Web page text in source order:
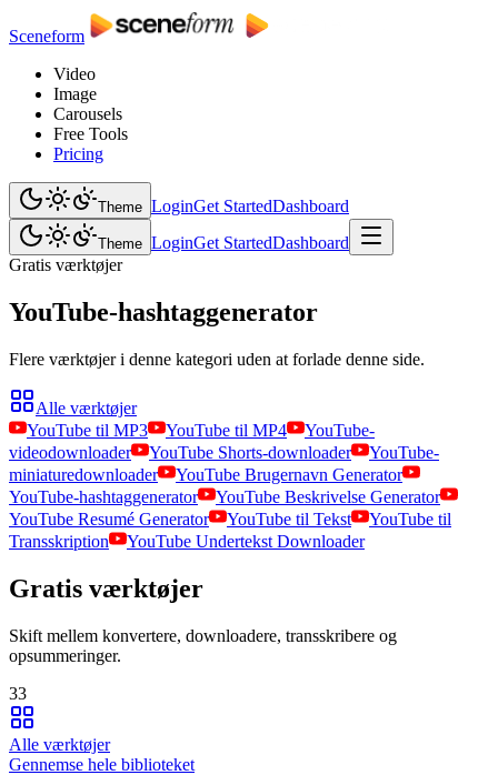
Sceneform
Video
Image
Carousels
Free Tools
Pricing
Theme LoginGet StartedDashboard
Theme LoginGet StartedDashboard
Gratis værktøjer
YouTube-hashtaggenerator
Flere værktøjer i denne kategori uden at forlade denne side.
Alle værktøjer
YouTube til MP3
YouTube til MP4
YouTube-
videodownloader
YouTube Shorts-downloader
YouTube-
miniaturedownloader
YouTube Brugernavn Generator
YouTube-hashtaggenerator
YouTube Beskrivelse Generator
YouTube Resumé Generator
YouTube til Tekst
YouTube til
Transskription
YouTube Undertekst Downloader
Gratis værktøjer
Skift mellem konvertere, downloadere, transskribere og
opsummeringer.
33
Alle værktøjer
Gennemse hele biblioteket